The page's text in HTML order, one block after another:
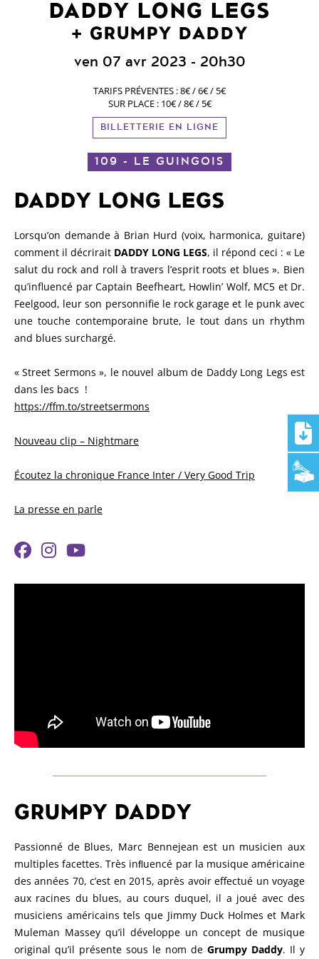
DADDY LONG LEGS
GRUMPY DADDY
ven 07 avr 2023 - 20h30
TARIFS PRÉVENTES : 8€ / 6€ / 5€
SUR PLACE : 10€ / 8€ / 5€
BILLETTERIE EN LIGNE
109 - LE GUINGOIS
DADDY LONG LEGS
Lorsqu’on demande à Brian Hurd (voix, harmonica, guitare)
comment il décrirait DADDY LONG LEGS, il répond ceci : « Le
salut du rock and roll à travers l’esprit roots et blues ». Bien
qu’influencé par Captain Beefheart, Howlin’ Wolf, MC5 et Dr.
Feelgood, leur son personnifie le rock garage et le punk avec
une touche contemporaine brute, le tout dans un rhythm
and blues surchargé.
« Street Sermons », le nouvel album de Daddy Long Legs est
dans les bacs !
https://ffm.to/streetsermons
Nouveau clip – Nightmare
Écoutez la chronique France Inter / Very Good Trip
La presse en parle
GRUMPY DADDY
Passionné de Blues, Marc Bennejean est un musicien aux
multiples facettes. Très inﬂuencé par la musique américaine
des années 70, c’est en 2015, après avoir effectué un voyage
aux racines du blues, au cours duquel, il a joué avec des
musiciens américains tels que Jimmy Duck Holmes et Mark
Muleman Massey qu’il développe un concept de musique
original qu’il présente sous le nom de Grumpy Daddy. Il y